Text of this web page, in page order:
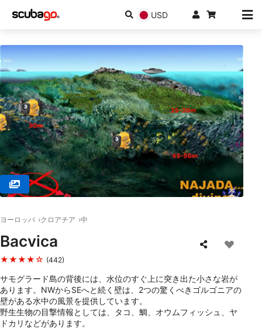
USD
ヨーロッパ クロアチア 中
Bacvica
★★★★☆ (442)
サモグラード島の背後には、水位のすぐ上に突き出た小さな岩が
あります。NWからSEへと続く壁は、2つの驚くべきゴルゴニアの
壁がある水中の風景を提供しています。
野生生物の目撃情報としては、タコ、鯛、オウムフィッシュ、ヤ
ドカリなどがあります。